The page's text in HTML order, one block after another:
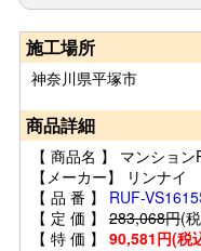
施工場所
神奈川県平塚市
商品詳細
【 商品名 】 マンショ
【メーカー】 リンナイ
【 品 番 】 RUF-
【 定 価 】 283,068円(
【 特 価 】 90,581円(税